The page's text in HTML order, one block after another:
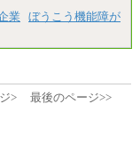
業
ぼうこう機能障が
> 最後のページ>>